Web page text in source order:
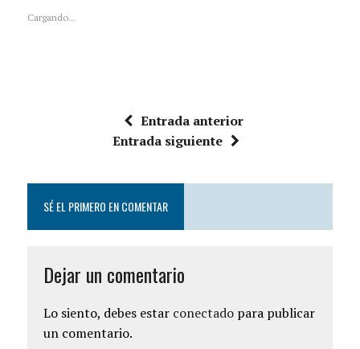
Cargando...
Entrada anterior
Entrada siguiente
SÉ EL PRIMERO EN COMENTAR
Dejar un comentario
Lo siento, debes estar conectadopara publicar
un comentario.